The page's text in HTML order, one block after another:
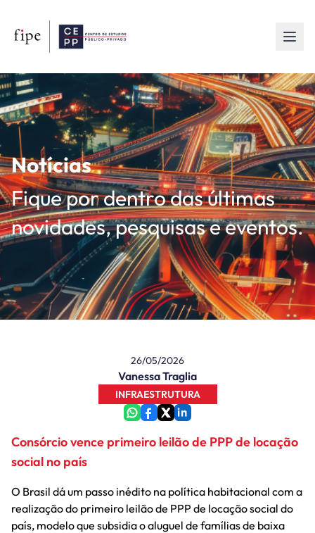
Notícias
Fique por dentro das últimas
novidades, pesquisas e eventos.
26/05/2026
Vanessa Traglia
INFRAESTRUTURA
Consórcio vence primeiro leilão de PPP de locação
social no país
O Brasil dá um passo inédito na política habitacional com a
realização do primeiro leilão de PPP de locação social do
país, modelo que subsidia o aluguel de famílias de baixa